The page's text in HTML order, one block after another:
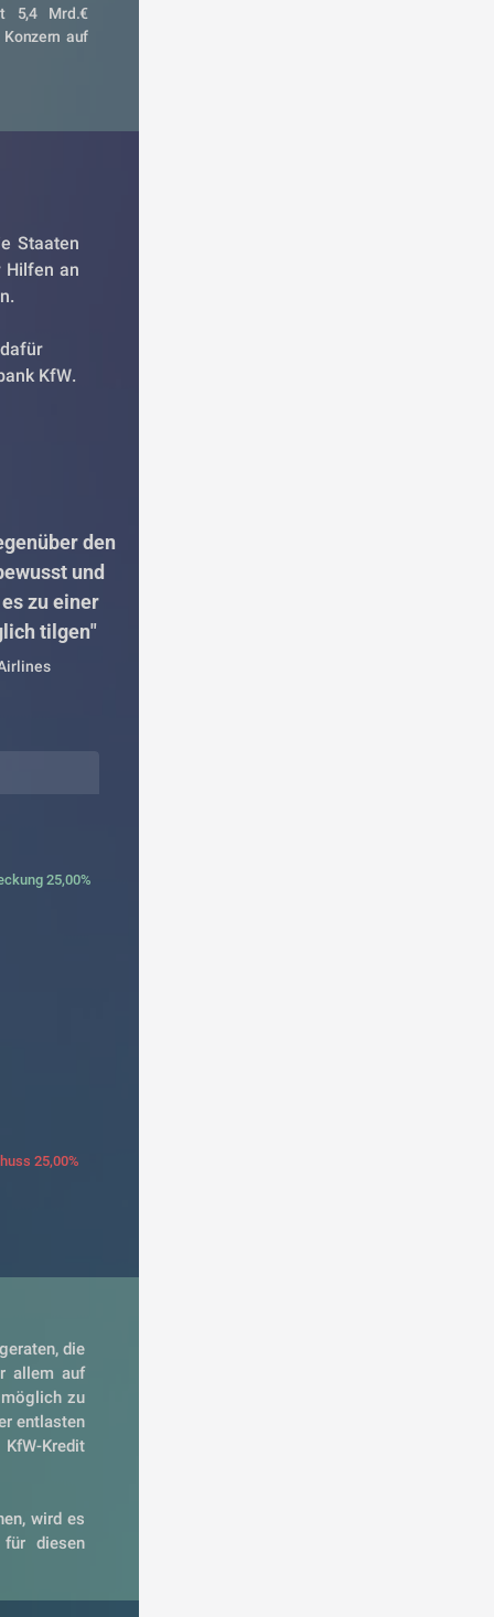
5,4 Mrd.€
auf
Staaten
Hilfen an
KfW.
den
und
zu einer
tilgen"
25,00%
25,00%
die
allem auf
zu
entlasten
Kredit
wird es
diesen